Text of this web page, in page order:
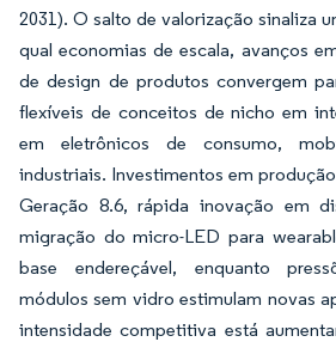
2031). O salto de valorização sinaliza
qual economias de escala, avanços
de design de produtos convergem
flexíveis de conceitos de nicho em
em eletrônicos de consumo,
industriais. Investimentos em
Geração 8.6, rápida inovação em
migração do micro-LED para
base endereçável, enquanto
módulos sem vidro estimulam novas
intensidade competitiva está